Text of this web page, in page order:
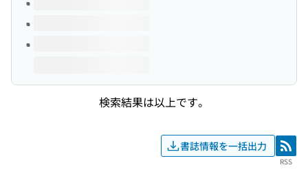
検索結果は以上です。
書誌情報を一括出力 RSS
RSS